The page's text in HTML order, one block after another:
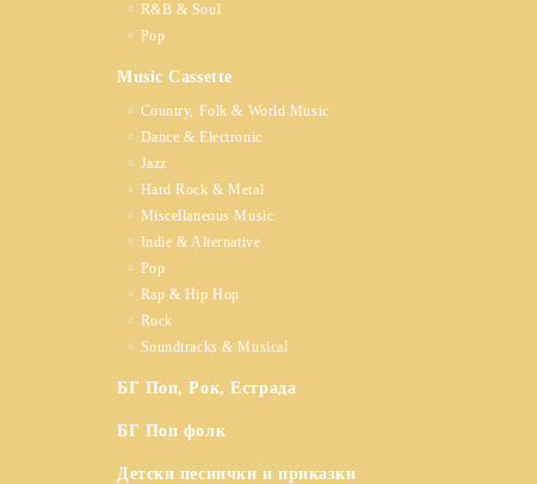
R&B & Soul
Pop
Music Cassette
Country, Folk & World Music
Dance & Electronic
Jazz
Hard Rock & Metal
Miscellaneous Music
Indie & Alternative
Pop
Rap & Hip Hop
Rock
Soundtracks & Musical
БГ Поп, Рок, Естрада
БГ Поп фолк
Детски песнички и приказки